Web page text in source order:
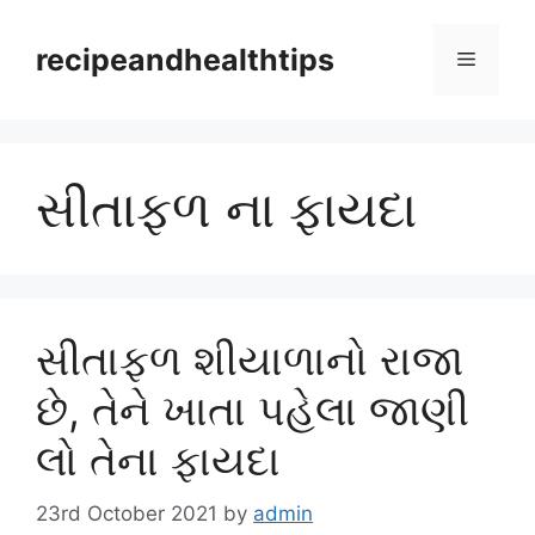
contentrecipeandhealthtips Menu
સીતાફળ ના ફાયદા
સીતાફળ શીયાળાનો રાજા
છે, તેને ખાતા પહેલા જાણી
લો તેના ફાયદા
23rd October 2021 by admin